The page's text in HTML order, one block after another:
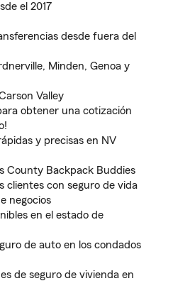
el 2017
desde fuera del
Minden, Genoa y
Valley
obtener una cotización
y precisas en NV
County Backpack Buddies
clientes con seguro de vida
negocios
en el estado de
de auto en los condados
de seguro de vivienda en